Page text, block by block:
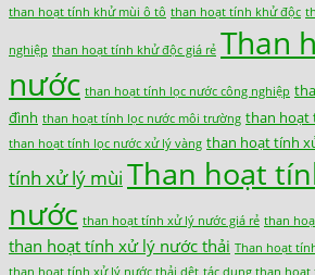
than hoạt tính khử mùi ô tô than hoạt tính khử độc
nghiệp than hoạt tính khử độc giá rẻ Than
nước than hoạt tính lọc nước công nghiệp
đình than hoạt tính lọc nước môi trường than hoạt
than hoạt tính lọc nước xử lý vàng than hoạt tính
tính xử lý mùi Than hoạt
nước than hoạt tính xử lý nước giá rẻ than
than hoạt tính xử lý nước thải Than hoạt
than hoạt tính xử lý nước thải dệt tác dụng than hoạt